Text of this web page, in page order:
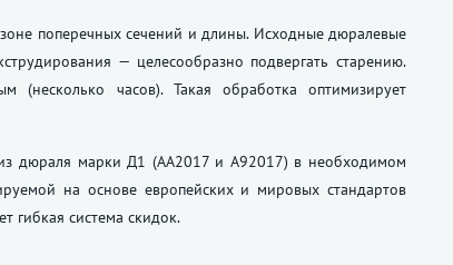
поперечных сечений и длины. Исходные дюралевые
— целесообразно подвергать старению.
(несколько часов). Такая обработка оптимизирует
из дюраля марки Д1 (АА2017 и А92017) в необходимом
на основе европейских и мировых стандартов
гибкая система скидок.